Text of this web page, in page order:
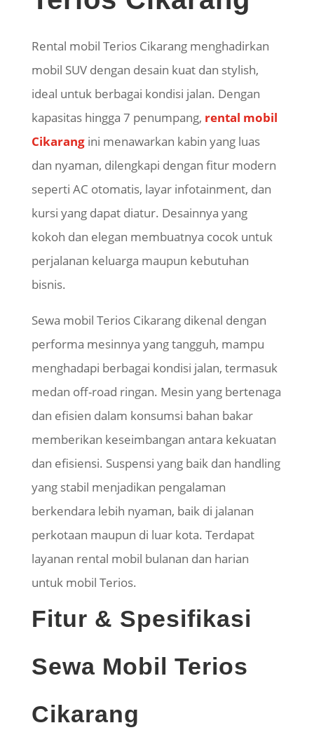
Rental mobil Terios Cikarang menghadirkan
mobil SUV dengan desain kuat dan stylish,
ideal untuk berbagai kondisi jalan. Dengan
kapasitas hingga 7 penumpang, rental mobil
Cikarangini menawarkan kabin yang luas
dan nyaman, dilengkapi dengan fitur modern
seperti AC otomatis, layar infotainment, dan
kursi yang dapat diatur. Desainnya yang
kokoh dan elegan membuatnya cocok untuk
perjalanan keluarga maupun kebutuhan
bisnis.
Sewa mobil Terios Cikarang dikenal dengan
performa mesinnya yang tangguh, mampu
menghadapi berbagai kondisi jalan, termasuk
medan off-road ringan. Mesin yang bertenaga
dan efisien dalam konsumsi bahan bakar
memberikan keseimbangan antara kekuatan
dan efisiensi. Suspensi yang baik dan handling
yang stabil menjadikan pengalaman
berkendara lebih nyaman, baik di jalanan
perkotaan maupun di luar kota. Terdapat
layanan rental mobil bulanan dan harian
untuk mobil Terios.
Fitur & Spesifikasi
Sewa Mobil Terios
Cikarang